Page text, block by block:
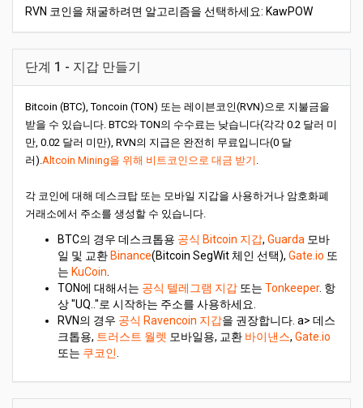
RVN 코인을 채굴하려면 알고리즘을 선택하세요: KawPOW
단계 1 - 지갑 만들기
Bitcoin (BTC), Toncoin (TON) 또는 레이븐코인(RVN)으로 지불금을
받을 수 있습니다. BTC와 TON의 수수료는 낮습니다(각각 0.2 달러 미
만, 0.02 달러 미만), RVN의 지급은 완전히 무료입니다(0 달
러).Altcoin Mining을 위해 비트코인으로 대금 받기 .
각 코인에 대해 데스크탑 또는 모바일 지갑을 사용하거나 암호화폐
거래소에서 주소를 생성할 수 있습니다.
BTC의 경우 데스크톱용 공식 Bitcoin 지갑, Guarda 모바
일 및 교환 Binance(Bitcoin SegWit 체인 선택), Gate.io 또
는 KuCoin
TON에 대해서는 공식 텔레그램 지갑 또는 Tonkeeper. 항
상 "UQ.."로 시작하는 주소를 사용하세요.
RVN의 경우 공식 Ravencoin 지갑을 권장합니다. a> 데스
크톱용, 트러스트 월렛 모바일용, 교환 바이낸스, Gate.io
또는 쿠코인